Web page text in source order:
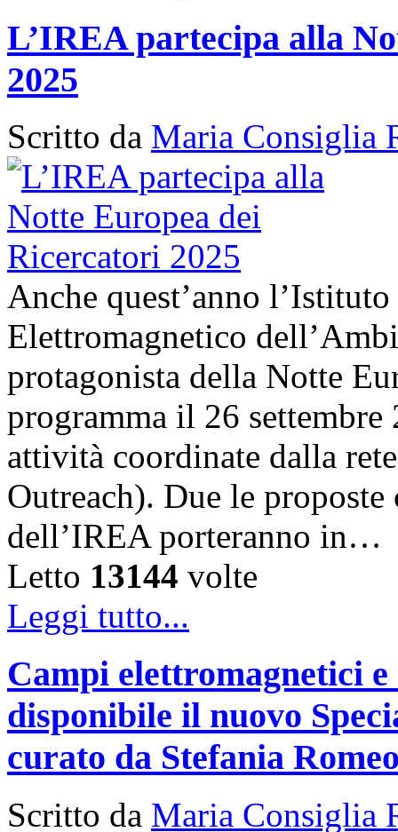
L’IREA partecipa alla
2025
Scritto da Maria Consiglia
Anche quest’anno
Elettromagnetico
protagonista della Notte
programma il 26
attività coordinate dalla
Outreach). Due le
dell’IREA porteranno in…
Letto 13144 volte
Leggi tutto...
Campi elettromagnetici
disponibile il nuovo
curato da Stefania
Scritto da Maria Consiglia